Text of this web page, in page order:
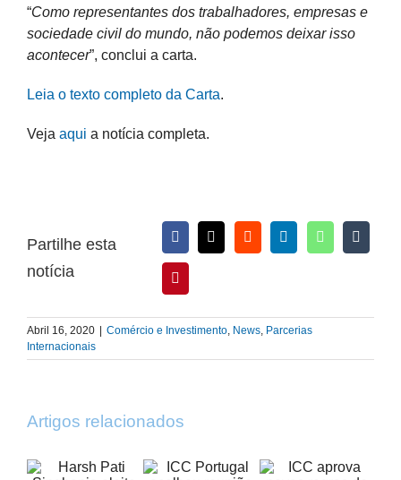
“Como representantes dos trabalhadores, empresas e
sociedade civil do mundo, não podemos deixar isso
acontecer”, conclui a carta.
Leia o texto completo da Carta.
Veja aqui a notícia completa.
Partilhe esta
notícia
Abril 16, 2020 | Comércio e Investimento, News, Parcerias
Internacionais
Artigos relacionados